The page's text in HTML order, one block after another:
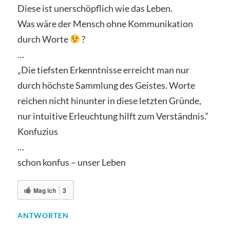
Diese ist unerschöpflich wie das Leben.
Was wäre der Mensch ohne Kommunikation
durch Worte
?
…
„Die tiefsten Erkenntnisse erreicht man nur
durch höchste Sammlung des Geistes. Worte
reichen nicht hinunter in diese letzten Gründe,
nur intuitive Erleuchtung hilft zum Verständnis.“
Konfuzius
…
schon konfus – unser Leben
Mag ich 3
ANTWORTEN